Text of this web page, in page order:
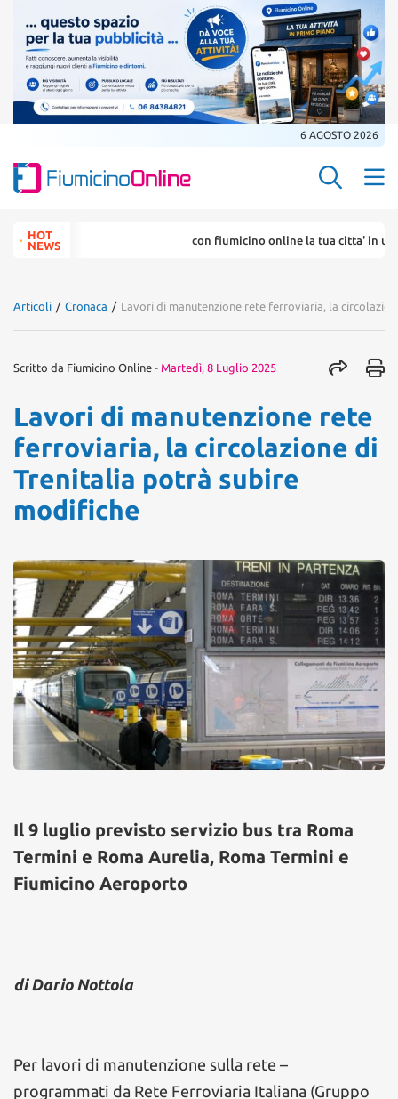
6 AGOSTO 2026
Search
for:HOT
NEWS
con fiumicino online la tua citta' in un ... click
Articoli / Cronaca / Lavori di manutenzione rete ferroviaria, la
Scritto da Fiumicino Online - Martedì, 8 Luglio 2025
Lavori di manutenzione rete
ferroviaria, la circolazione di
Trenitalia potrà subire
modifiche
Il 9 luglio previsto servizio bus tra Roma
Termini e Roma Aurelia, Roma Termini e
Fiumicino Aeroporto
di Dario Nottola
Per lavori di manutenzione sulla rete –
programmati da Rete Ferroviaria Italiana (Gruppo